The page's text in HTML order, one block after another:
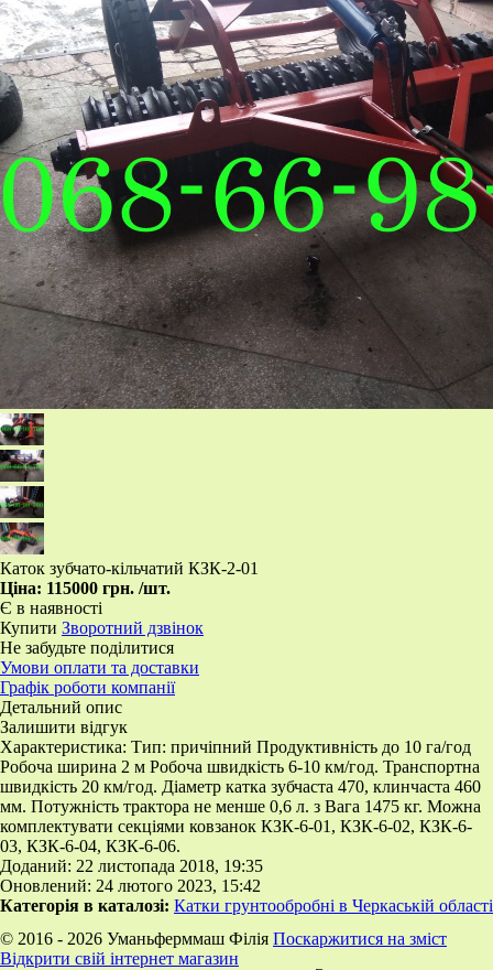
Каток зубчато-кільчатий КЗК-2-01
Ціна: 115000 грн. /шт.
Є в наявності
Купити Зворотний дзвінок
Не забудьте поділитися
Умови оплати та доставки
Графік роботи компанії
Детальний опис
Залишити відгук
Характеристика: Тип: причіпний Продуктивність до 10 га/год
Робоча ширина 2 м Робоча швидкість 6-10 км/год. Транспортна
швидкість 20 км/год. Діаметр катка зубчаста 470, клинчаста 460
мм. Потужність трактора не менше 0,6 л. з Вага 1475 кг. Можна
комплектувати секціями ковзанок КЗК-6-01, КЗК-6-02, КЗК-6-
03, КЗК-6-04, КЗК-6-06.
Доданий: 22 листопада 2018, 19:35
Оновлений: 24 лютого 2023, 15:42
Категорія в каталозі: Катки грунтообробні в Черкаській області
© 2016 - 2026 Уманьферммаш Філія Поскаржитися на зміст
Відкрити свій інтернет магазин